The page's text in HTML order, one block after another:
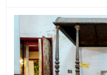
บ้านได้เรียกเพี้ยนกันไปว่า “วิหา
เป็นสิ่งศักดิ์สิทธิ์ของวัดอรุณราชว
เคารพศรัทธาตั้งแต่ครั้งอดีตกาล